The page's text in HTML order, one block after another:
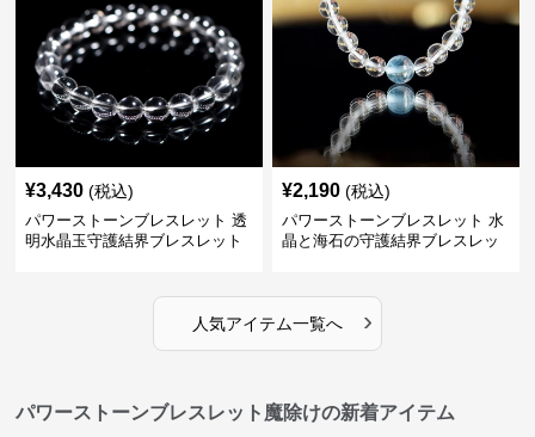
¥3,430 (税込)
パワーストーンブレスレット 透
明水晶玉守護結界ブレスレット
¥2,190 (税込)
パワーストーンブレスレット 水
晶と海石の守護結界ブレスレッ
人気アイテム一覧へ ›
パワーストーンブレスレット魔除けの新着アイテム